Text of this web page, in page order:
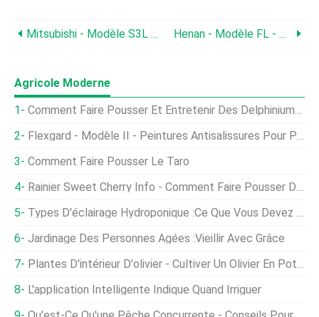
Mitsubishi - Modèle S3L - Tracteur Henan - Modèle FL - Concasseur De Type Vertical
Agricole Moderne
Comment Faire Pousser Et Entretenir Des Delphiniums Rêveurs
Flexgard - Modèle II - Peintures Antisalissures Pour Pièges Métalliques/pots À Crabes À Base D'eau
Comment Faire Pousser Le Taro
Rainier Sweet Cherry Info - Comment Faire Pousser Des Cerises Rainier
Types D'éclairage Hydroponique :ce Que Vous Devez Savoir
Jardinage Des Personnes Âgées :Vieillir Avec Grâce
Plantes D'intérieur D'olivier - Cultiver Un Olivier En Pot À L'intérieur
L'application Intelligente Indique Quand Irriguer